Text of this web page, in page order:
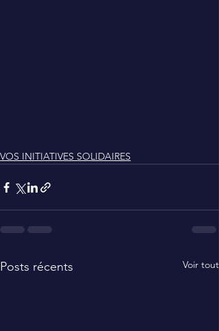
VOS INITIATIVES SOLIDAIRES
Posts récents Voir tout